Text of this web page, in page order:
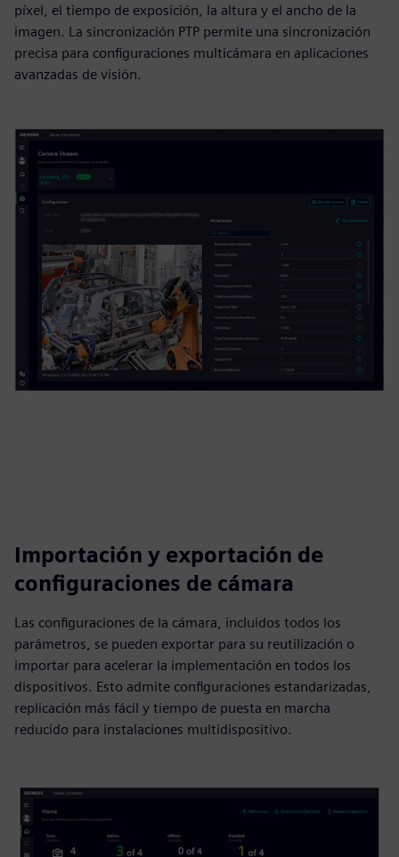
píxel, el tiempo de exposición, la altura y el ancho de la
imagen. La sincronización PTP permite una sincronización
precisa para configuraciones multicámara en aplicaciones
avanzadas de visión.
Importación y exportación de
configuraciones de cámara
Las configuraciones de la cámara, incluidos todos los
parámetros, se pueden exportar para su reutilización o
importar para acelerar la implementación en todos los
dispositivos. Esto admite configuraciones estandarizadas,
replicación más fácil y tiempo de puesta en marcha
reducido para instalaciones multidispositivo.